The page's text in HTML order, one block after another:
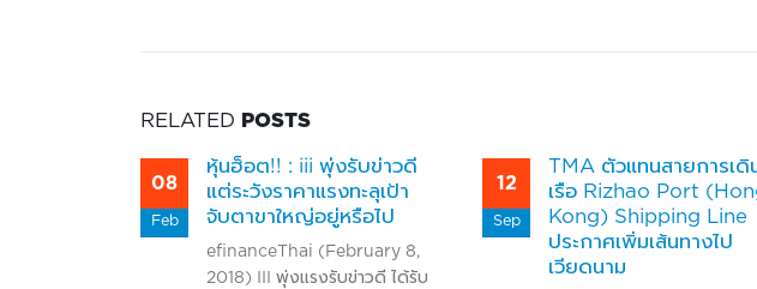
RELATED POSTS
08
Feb
หุ้นฮ็อต!! : iii พุ่งรับข่าวดี
แต่ระวังราคาแรงทะลุเป้า
จับตาขาใหญ่อยู่หรือไป
efinanceThai (February 8,
2018) III พุ่งแรงรับข่าวดี ได้รับ
12
Sep
TMA ตัวแทนสายการเดิ
เรือ Rizhao Port
Kong) Shipping Line
ประกาศเพิ่มเส้นทางไป
เวียดนาม